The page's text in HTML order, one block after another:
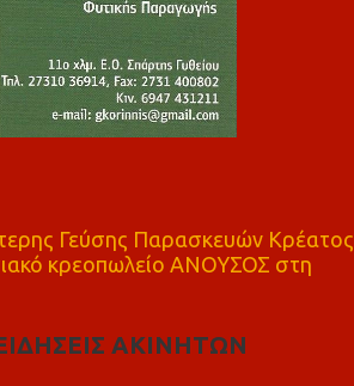
Γεύσης Παρασκευών Κρέατος
κρεοπωλείο ΑΝΟΥΣΟΣ στη
ΑΚΙΝΗΤΩΝ